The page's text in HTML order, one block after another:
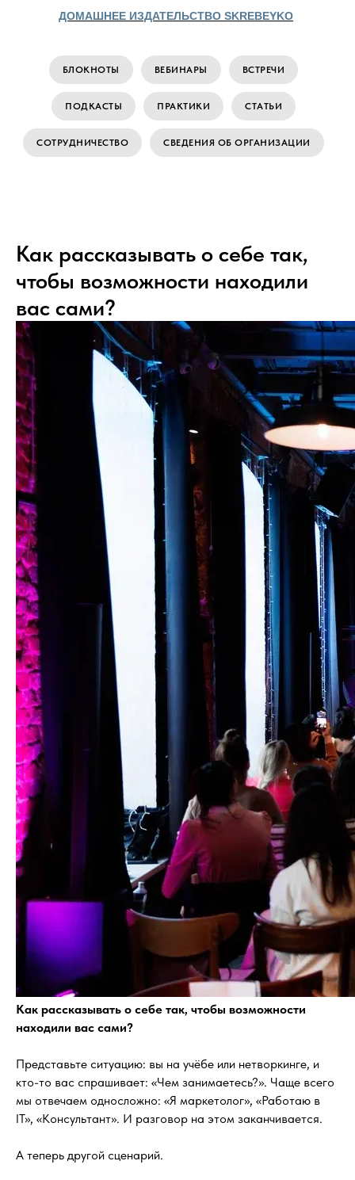
ДОМАШНЕЕ ИЗДАТЕЛЬСТВО SKREBEYKO
БЛОКНОТЫ ВЕБИНАРЫ ВСТРЕЧИ
ПОДКАСТЫ ПРАКТИКИ СТАТЬИ
СОТРУДНИЧЕСТВО СВЕДЕНИЯ ОБ ОРГАНИЗАЦИИ
Как рассказывать о себе так,
чтобы возможности находили
вас сами?
Как рассказывать о себе так, чтобы возможности
находили вас сами?
Представьте ситуацию: вы на учёбе или нетворкинге, и
кто-то вас спрашивает: «Чем занимаетесь?». Чаще всего
мы отвечаем односложно: «Я маркетолог», «Работаю в
IT», «Консультант». И разговор на этом заканчивается.
А теперь другой сценарий.